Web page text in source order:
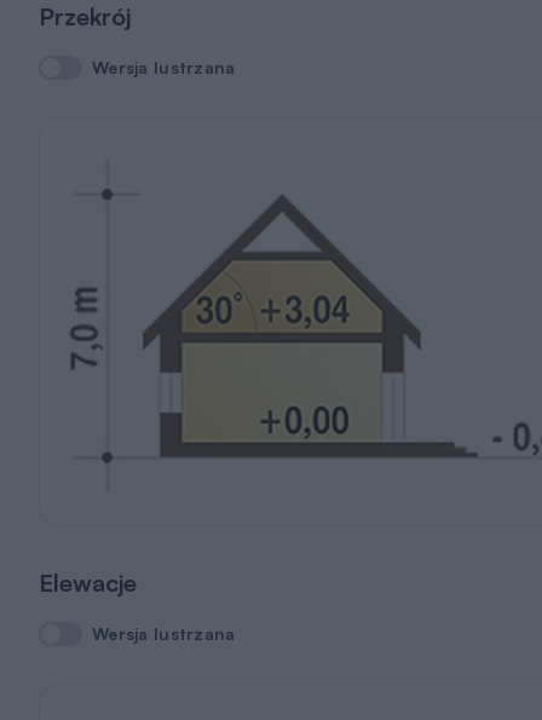
Przekrój
Wersja lustrzana
Wersja lustrzana
Elewacje
Wersja lustrzana
Wersja lustrzana